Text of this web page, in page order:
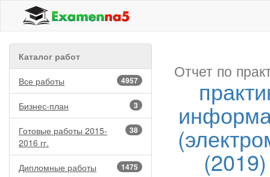
Каталог работ
4957
Все работы
3
Бизнес-план
38
Готовые работы 2015-
2016 гг.
1475
Дипломные работы
Отчет по